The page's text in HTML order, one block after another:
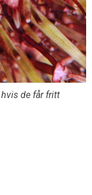
de får fritt